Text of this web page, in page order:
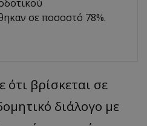
σε ποσοστό 78%.
βρίσκεται σε
διάλογο με